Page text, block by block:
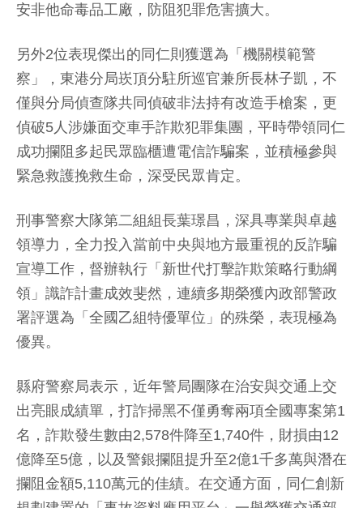
安非他命毒品工廠，防阻犯罪危害擴大。
另外2位表現傑出的同仁則獲選為「機關模範警
察」，東港分局崁頂分駐所巡官兼所長林子凱，不
僅與分局偵查隊共同偵破非法持有改造手槍案，更
偵破5人涉嫌面交車手詐欺犯罪集團，平時帶領同仁
成功攔阻多起民眾臨櫃遭電信詐騙案，並積極參與
緊急救護挽救生命，深受民眾肯定。
刑事警察大隊第二組組長葉璟昌，深具專業與卓越
領導力，全力投入當前中央與地方最重視的反詐騙
宣導工作，督辦執行「新世代打擊詐欺策略行動綱
領」識詐計畫成效斐然，連續多期榮獲內政部警政
署評選為「全國乙組特優單位」的殊榮，表現極為
優異。
縣府警察局表示，近年警局團隊在治安與交通上交
出亮眼成績單，打詐掃黑不僅勇奪兩項全國專案第1
名，詐欺發生數由2,578件降至1,740件，財損由12
億降至5億，以及警銀攔阻提升至2億1千多萬與潛在
攔阻金額5,110萬元的佳績。在交通方面，同仁創新